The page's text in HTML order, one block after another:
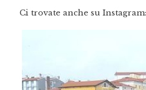
Ci trovate anche su